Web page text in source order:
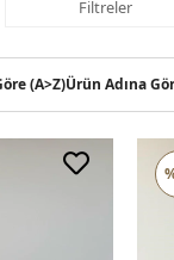
Filtreler
(A>Z)Ürün Adına